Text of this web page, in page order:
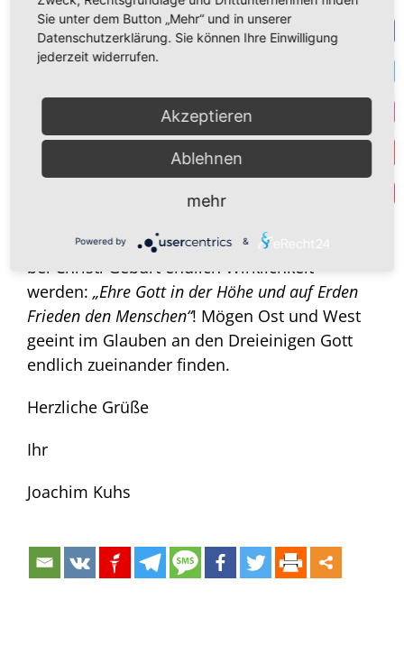
seine christlichen Wurzeln möglich, darauf
müssen sich die Staaten der EU wieder neu
besinnen.
Darüber hinaus feiern heute die orthodoxen
Christen, welche dem julianischen Kalender
folgen, den Heiligen Abend und morgen den
Weihnachtstag, denn nach diesem Kalender
ist heute der 24. Dezember. Ihnen wünsche
Weihnachtsfest. Möge der Gesang der Engel
bei Christi Geburt endlich Wirklichkeit
werden: „Ehre Gott in der Höhe und auf Erden
Frieden den Menschen“! Mögen Ost und West
geeint im Glauben an den Dreieinigen Gott
endlich zueinander finden.
Herzliche Grüße
Ihr
Joachim Kuhs
Sie unter dem Button „Mehr“ und in unserer
Datenschutzerklärung. Sie können Ihre Einwilligung
jederzeit widerrufen.
Akzeptieren
Ablehnen
mehr
Powered by &